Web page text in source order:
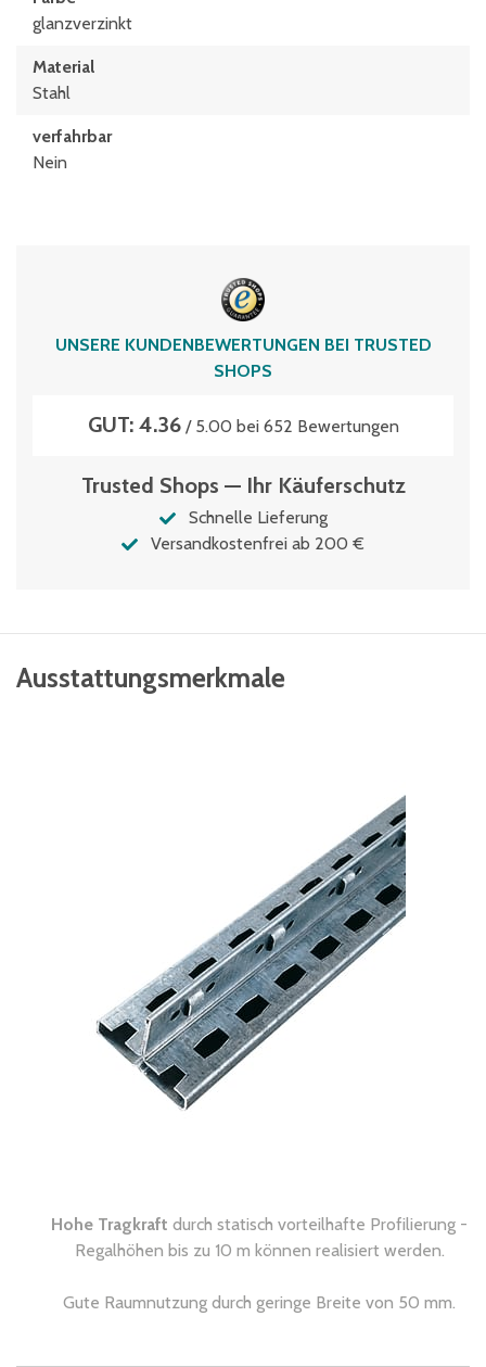
glanzverzinkt
Material
Stahl
verfahrbar
Nein
UNSERE KUNDENBEWERTUNGEN BEI TRUSTED
SHOPS
GUT: 4.36/ 5.00 bei 652 Bewertungen
Trusted Shops — Ihr Käuferschutz
Schnelle Lieferung
Versandkostenfrei ab 200 €
Ausstattungsmerkmale
Hohe Tragkraft durch statisch vorteilhafte Profilierung -
Regalhöhen bis zu 10 m können realisiert werden.
Gute Raumnutzung durch geringe Breite von 50 mm.